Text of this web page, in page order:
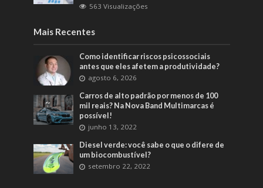
563 Visualizações
Mais Recentes
Como identificar riscos psicossociais
antes que eles afetem a produtividade?
agosto 6, 2026
Carros de alto padrão por menos de 100
mil reais? Na Nova Band Multimarcas é
possível!
junho 13, 2022
Diesel verde: você sabe o que o difere de
um biocombustível?
setembro 22, 2022